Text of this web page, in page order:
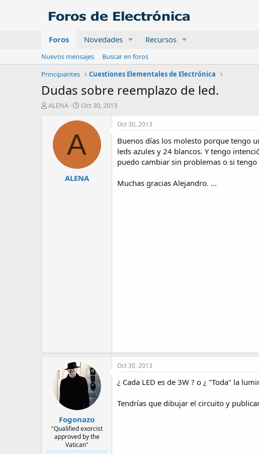
Foros Novedades Recursos
Nuevos mensajes
Buscar en foros
Principiantes
Cuestiones Elementales de Electrónica
Dudas sobre reemplazo de led.
A
ALENA
F
c
a
d
i
n
Oct 30, 2013
A
ALENA
Oct 30, 2013
Buenos días los molesto porque tengo
leds azules y 24 blancos. Y tengo
puedo cambiar sin problemas o si
Muchas gracias Alejandro. ...
Fogonazo
"Qualified exorcist
approved by the
Vatican"
Oct 30, 2013
¿ Cada LED es de 3W ? o ¿ "Toda" la
Tendrías que dibujar el circuito y